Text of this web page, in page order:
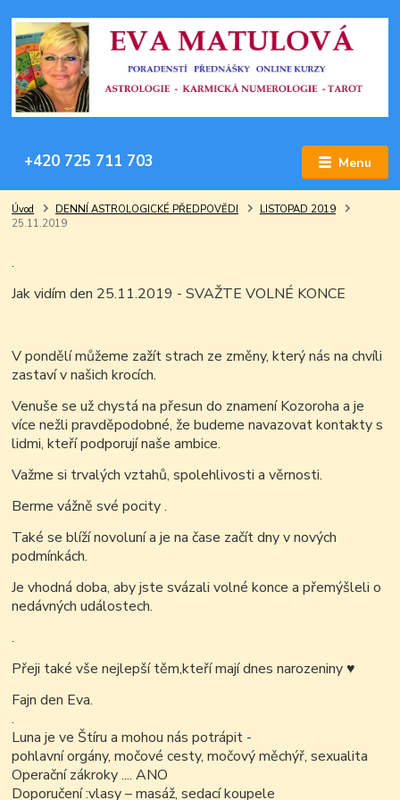
Menu
+420 725 711 703
Úvod DENNÍ ASTROLOGICKÉ PŘEDPOVĚDI
LISTOPAD 2019
25.11.2019
.
Jak vidím den 25.11.2019 - SVAŽTE VOLNÉ KONCE
V pondělí můžeme zažít strach ze změny, který nás na chvíli
zastaví v našich krocích.
Venuše se už chystá na přesun do znamení Kozoroha a je
více nežli pravděpodobné, že budeme navazovat kontakty s
lidmi, kteří podporují naše ambice.
Važme si trvalých vztahů, spolehlivosti a věrnosti.
Berme vážně své pocity .
Také se blíží novoluní a je na čase začít dny v nových
podmínkách.
Je vhodná doba, aby jste svázali volné konce a přemýšleli o
nedávných událostech.
.
Přeji také vše nejlepší těm,kteří mají dnes narozeniny♥
Fajn den Eva.
.
Luna je ve Štíru a mohou nás potrápit -
pohlavní orgány, močové cesty, močový měchýř, sexualita
Operační zákroky .... ANO
Doporučení :vlasy – masáž, sedací koupele